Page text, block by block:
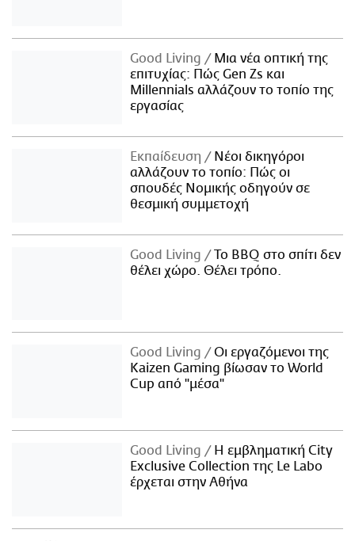
Good Living
Μια νέα οπτική της
επιτυχίας: Πώς Gen Zs και
Millennials αλλάζουν το τοπίο της
εργασίας
Εκπαίδευση
Νέοι δικηγόροι
αλλάζουν το τοπίο: Πώς οι
σπουδές Νομικής οδηγούν σε
θεσμική συμμετοχή
Good Living
Το BBQ στο σπίτι δεν
θέλει χώρο. Θέλει τρόπο.
Good Living
Οι εργαζόμενοι της
Kaizen Gaming βίωσαν το World
Cup από "μέσα"
Good Living
Η εμβληματική City
Exclusive Collection της Le Labo
έρχεται στην Αθήνα